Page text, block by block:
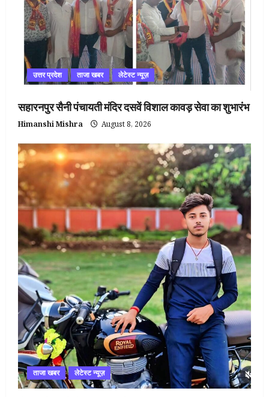
उत्तर प्रदेश ताजा खबर लेटेस्ट न्यूज़
सहारनपुर सैनी पंचायती मंदिर दसवें विशाल कावड़ सेवा का शुभारंभ
Himanshi Mishra August 8, 2026
ताजा खबर लेटेस्ट न्यूज़